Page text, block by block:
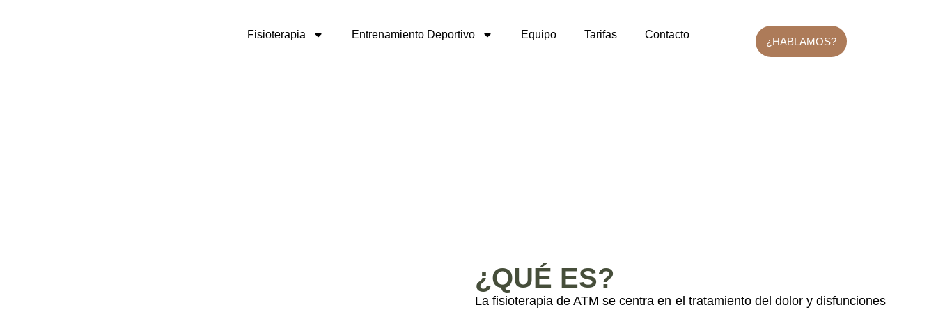
Fisioterapia Entrenamiento Deportivo Equipo Tarifas Contacto
¿HABLAMOS?
FISIOTERAPIA
¿QUÉ ES?
La fisioterapia de ATM se centra en el tratamiento del dolor y disfunciones